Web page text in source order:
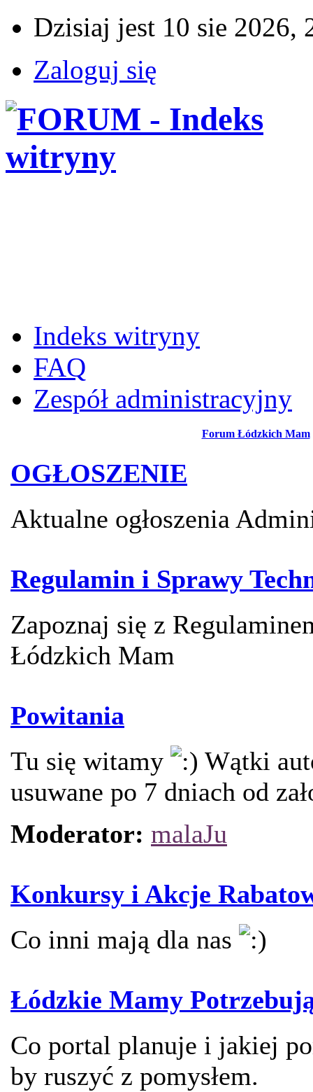
Dzisiaj jest 10 sie 2026,
Zaloguj się
Indeks witryny
FAQ
Zespół administracyjny
Forum Łódzkich Mam
OGŁOSZENIE
Aktualne ogłoszenia
Regulamin i Sprawy
Zapoznaj się z
Łódzkich Mam
Powitania
Tu się witamy
Wątki
usuwane po 7 dniach od
Moderator: malaJu
Konkursy i Akcje
Co inni mają dla nas
Łódzkie Mamy
Co portal planuje i jakiej
by ruszyć z pomysłem.